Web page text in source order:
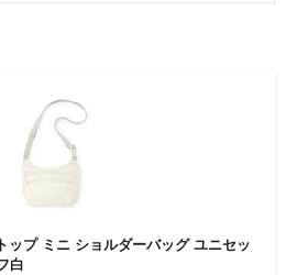
ップ ミニ ショルダーバッグ ユニセッ
白